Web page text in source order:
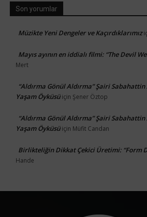
Son yorumlar
Müzikte Yeni Dengeler ve Kaçırdıklarımız
Mayıs ayının en iddialı filmi: “The Devil
Mert
“Aldırma Gönül Aldırma” Şairi
Yaşam Öyküsüiçin Şener Öztop
“Aldırma Gönül Aldırma” Şairi
Yaşam Öyküsüiçin Müfit Candan
Birlikteliğin Dikkat Çekici Üretimi: “Form
Hande